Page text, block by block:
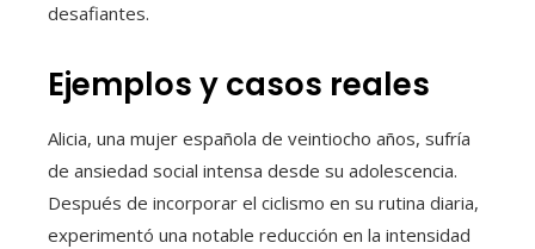
desafiantes.
Ejemplos y casos reales
Alicia, una mujer española de veintiocho años, sufría
de ansiedad social intensa desde su adolescencia.
Después de incorporar el ciclismo en su rutina diaria,
experimentó una notable reducción en la intensidad